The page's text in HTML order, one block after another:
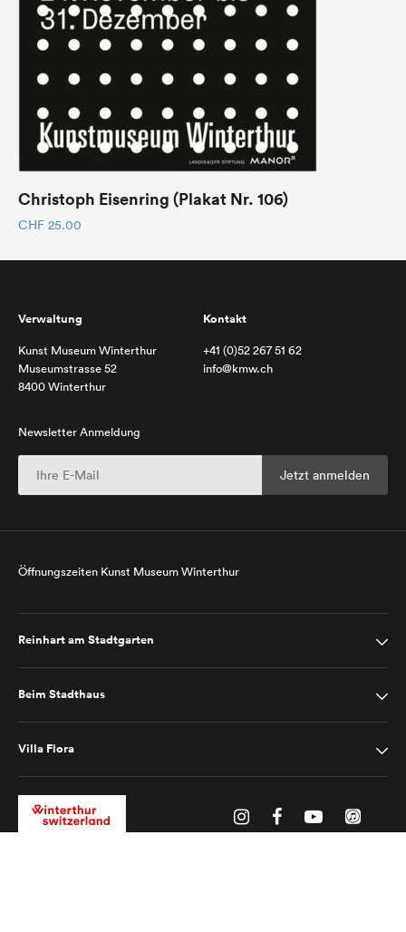
Christoph Eisenring (Plakat Nr. 106)
CHF 25.00
Verwaltung
Kunst Museum Winterthur
Museumstrasse 52
8400 Winterthur
Kontakt
+41 (0)52 267 51 62
info@kmw.ch
Newsletter Anmeldung
Öffnungszeiten Kunst Museum Winterthur
Reinhart am Stadtgarten
Beim Stadthaus
Villa Flora